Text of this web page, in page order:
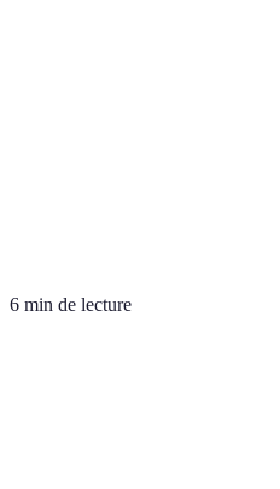
6 min de lecture